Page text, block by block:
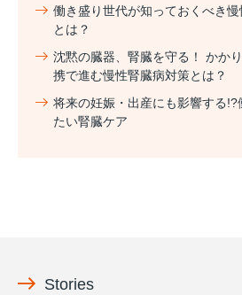
働き盛り世代が知っておくべき
とは？
沈黙の臓器、腎臓を守る！ かか
携で進む慢性腎臓病対策とは？
将来の妊娠・出産にも影響する!?
たい腎臓ケア
Stories